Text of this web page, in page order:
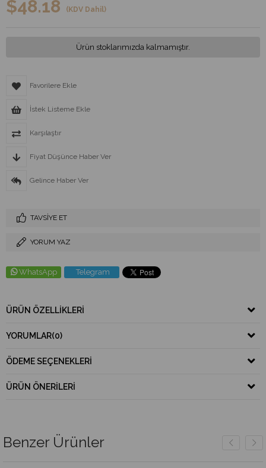
$48.18 (KDV Dahil)
Ürün stoklarımızda kalmamıştır.
Favorilere Ekle
İstek Listeme Ekle
Karşılaştır
Fiyat Düşünce Haber Ver
Gelince Haber Ver
TAVSIYE ET
YORUM YAZ
WhatsApp Telegram
ÜRÜN ÖZELLIKLERI
YORUMLAR(0)
ÖDEME SEÇENEKLERI
ÜRÜN ÖNERILERI
Benzer Ürünler